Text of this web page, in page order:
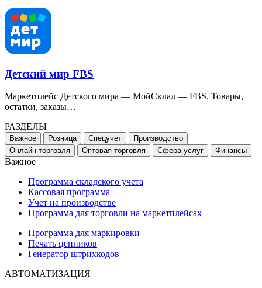
Детский мир FBS
Маркетплейс Детского мира — МойСклад — FBS. Товары,
остатки, заказы…
РАЗДЕЛЫ
Важное Розница Спецучет
Производство
Онлайн-торговля
Оптовая торговля Сфера услуг Финансы
Важное
Программа складского учета
Кассовая программа
Учет на производстве
Программа для торговли на маркетплейсах
Программа для маркировки
Печать ценников
Генератор штрихкодов
АВТОМАТИЗАЦИЯ